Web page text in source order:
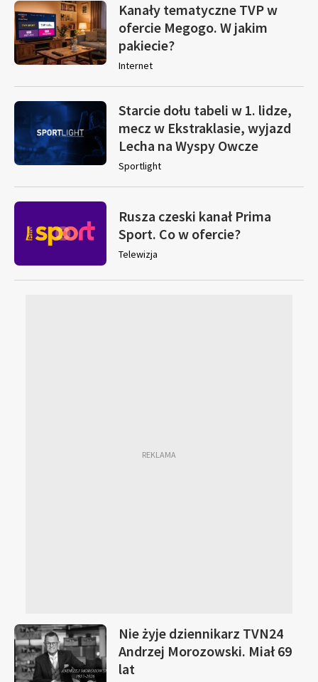
Kanały tematyczne TVP w
ofercie Megogo. W jakim
pakiecie?
Internet
Starcie dołu tabeli w 1. lidze,
mecz w Ekstraklasie, wyjazd
Lecha na Wyspy Owcze
Sportlight
Rusza czeski kanał Prima
Sport. Co w ofercie?
Telewizja
Nie żyje dziennikarz TVN24
Andrzej Morozowski. Miał 69
lat